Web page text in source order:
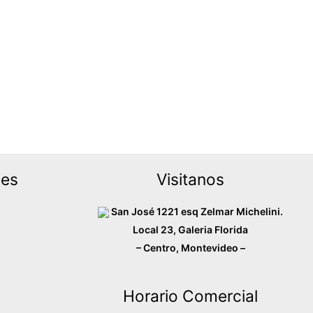
Visitanos
San José 1221 esq Zelmar Michelini.
Local 23, Galeria Florida
– Centro, Montevideo –
Horario Comercial